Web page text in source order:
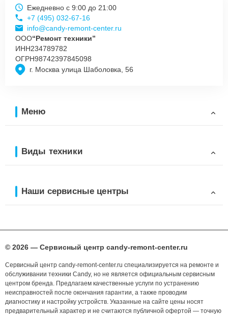
г. Москва улица Шаболовка, 56
Ежедневно с 9:00 до 21:00
+7 (495) 032-67-16
info@candy-remont-center.ru
ООО“Ремонт техники”
ИНН234789782
ОГРН98742397845098
Меню
Виды техники
Наши сервисные центры
© 2026 — Сервисный центр candy-remont-center.ru
Сервисный центр candy-remont-center.ru специализируется на ремонте и
обслуживании техники Candy, но не является официальным сервисным
центром бренда. Предлагаем качественные услуги по устранению
неисправностей после окончания гарантии, а также проводим
диагностику и настройку устройств. Указанные на сайте цены носят
предварительный характер и не считаются публичной офертой — точную